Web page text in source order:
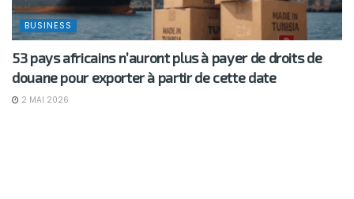
BUSINESS
53 pays africains n’auront plus à payer de droits de
douane pour exporter à partir de cette date
2 MAI 2026